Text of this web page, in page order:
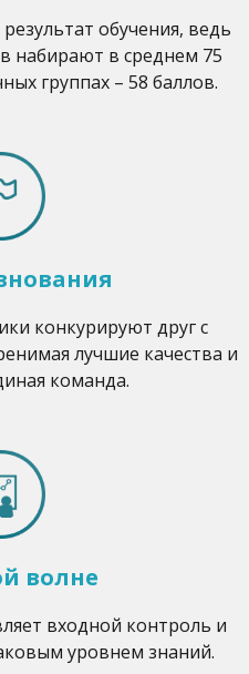
обучения, ведь
набирают в среднем 75
группах – 58 баллов.
конкурируют друг с
лучшие качества и
команда.
волне
входной контроль и
уровнем знаний.